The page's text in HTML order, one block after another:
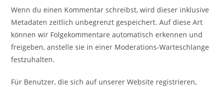
Wenn du einen Kommentar schreibst, wird dieser inklusive
Metadaten zeitlich unbegrenzt gespeichert. Auf diese Art
können wir Folgekommentare automatisch erkennen und
freigeben, anstelle sie in einer Moderations-Warteschlange
festzuhalten.
Für Benutzer, die sich auf unserer Website registrieren,